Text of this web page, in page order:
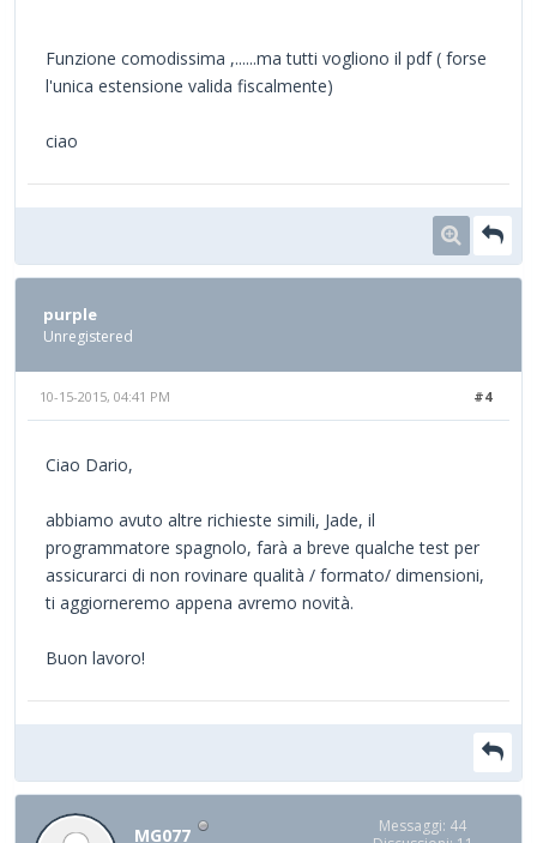
Funzione comodissima ,......ma tutti vogliono il pdf ( forse
l'unica estensione valida fiscalmente)
ciao
purple
Unregistered
#4
10-15-2015, 04:41 PM
Ciao Dario,
abbiamo avuto altre richieste simili, Jade, il
programmatore spagnolo, farà a breve qualche test per
assicurarci di non rovinare qualità / formato/ dimensioni,
ti aggiorneremo appena avremo novità.
Buon lavoro!
MG077
Messaggi: 44